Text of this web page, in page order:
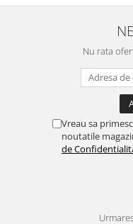
Nu rata
Vreau sa
noutatile
de